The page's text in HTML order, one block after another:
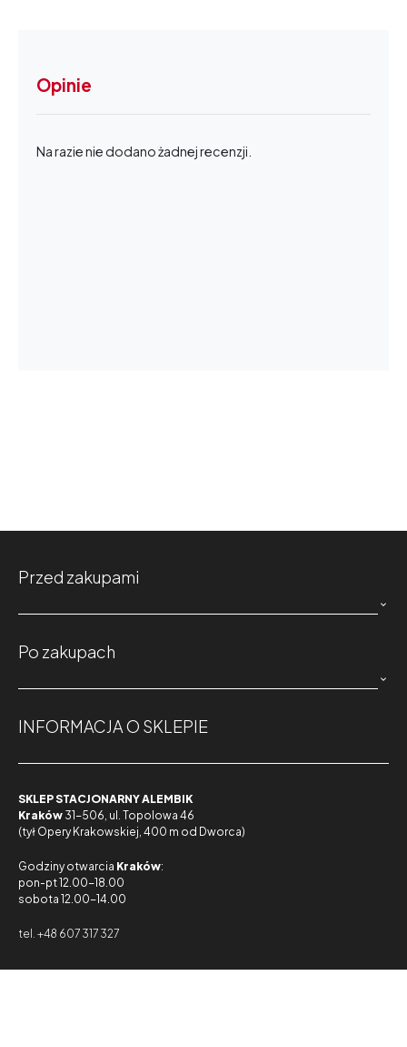
Opinie
Na razie nie dodano żadnej recenzji.
Przed zakupami

Po zakupach

INFORMACJA O SKLEPIE
SKLEP STACJONARNY ALEMBIK
Kraków 31-506, ul. Topolowa 46
(tył Opery Krakowskiej, 400 m od Dworca)
Godziny otwarcia Kraków:
pon-pt 12.00-18.00
sobota 12.00-14.00
tel. +48 607 317 327